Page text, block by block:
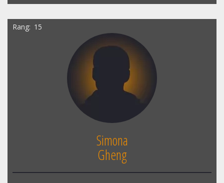
Rang 15
Simona
Gheng